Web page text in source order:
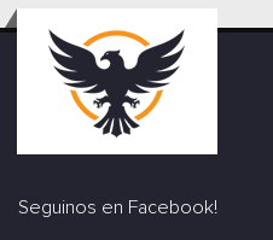
Seguinos en Facebook!